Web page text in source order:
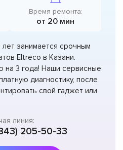
Время ремонта:
от 20 мин
занимается срочным
Eltreco в Казани.
на 3 года! Наши сервисные
диагностику, после
свой гаджет или
линия:
205-50-33